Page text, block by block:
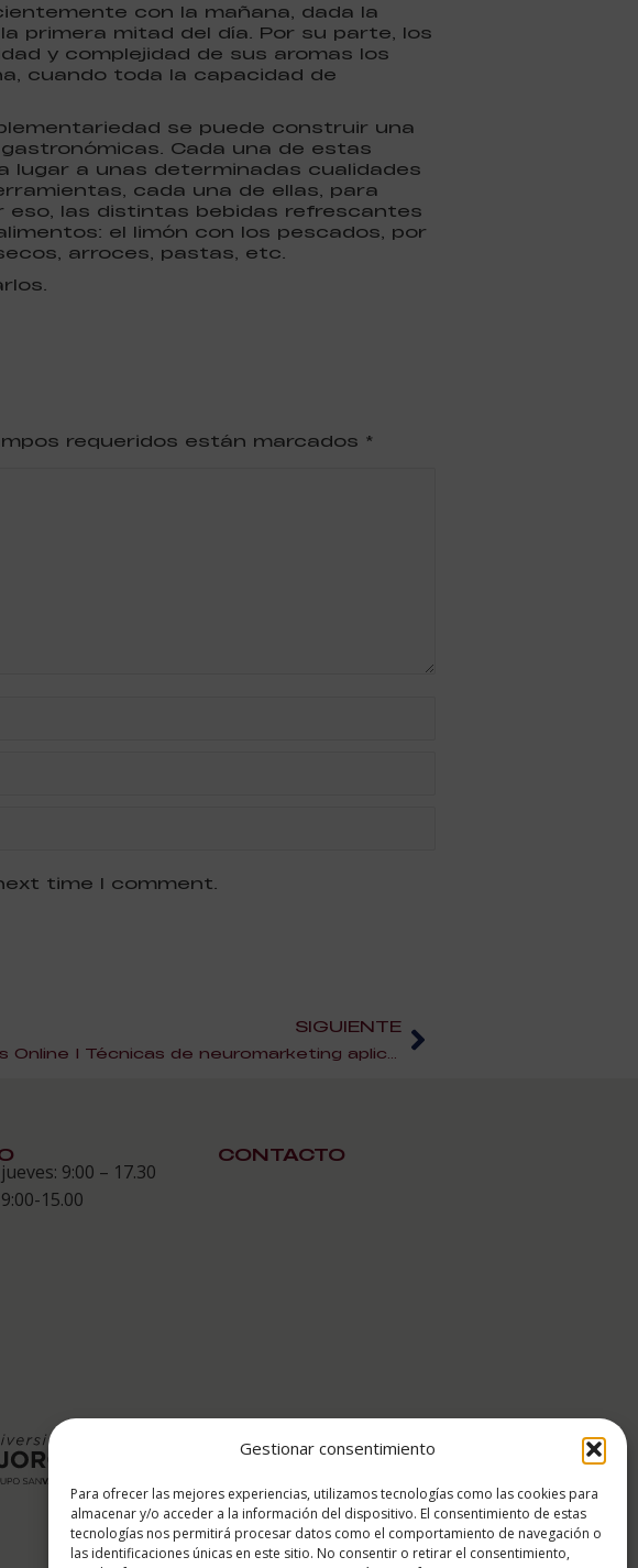
Gestionar consentimiento
Para ofrecer las mejores experiencias, utilizamos tecnologías como las cookies para
almacenar y/o acceder a la información del dispositivo. El consentimiento de estas
tecnologías nos permitirá procesar datos como el comportamiento de navegación o
las identificaciones únicas en este sitio. No consentir o retirar el consentimiento,
con la mañana, dada la
primera mitad del día. Por su parte, los
y complejidad de sus aromas los
cuando toda la capacidad de
se puede construir una
Cada una de estas
lugar a unas determinadas cualidades
cada una de ellas, para
las distintas bebidas refrescantes
el limón con los pescados, por
arroces, pastas, etc.
requeridos están marcados *
time I comment.
SIGUIENTE
Masterclass Online | Técnicas de neuromarketing aplicadas a la restauración
9:00 – 17.30
15.00
CONTACTO